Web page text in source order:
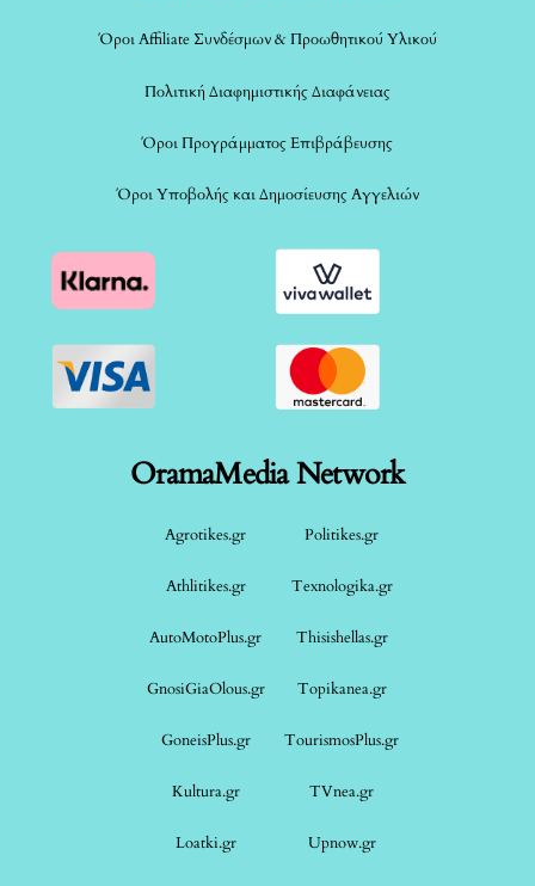
Όροι Affiliate Συνδέσμων & Προωθητικού Υλικού
Πολιτική Διαφημιστικής Διαφάνειας
Όροι Προγράμματος Επιβράβευσης
Όροι Υποβολής και Δημοσίευσης Αγγελιών
OramaMedia Network
Agrotikes.gr Politikes.gr
Athlitikes.gr Texnologika.gr
AutoMotoPlus.gr Thisishellas.gr
GnosiGiaOlous.gr Topikanea.gr
GoneisPlus.gr TourismosPlus.gr
Kultura.gr TVnea.gr
Loatki.gr Upnow.gr